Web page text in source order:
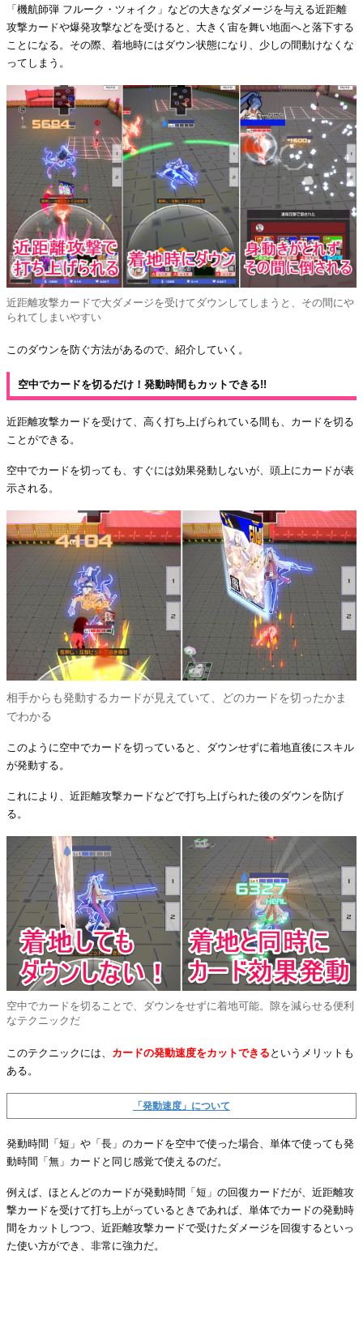
「機航師弾 フルーク・ツォイク」などの大きなダメージを与える近距離
攻撃カードや爆発攻撃などを受けると、大きく宙を舞い地面へと落下する
ことになる。その際、着地時にはダウン状態になり、少しの間動けなくな
ってしまう。
近距離攻撃カードで大ダメージを受けてダウンしてしまうと、その間にや
られてしまいやすい
このダウンを防ぐ方法があるので、紹介していく。
空中でカードを切るだけ！発動時間もカットできる!!
近距離攻撃カードを受けて、高く打ち上げられている間も、カードを切る
ことができる。
空中でカードを切っても、すぐには効果発動しないが、頭上にカードが表
示される。
相手からも発動するカードが見えていて、どのカードを切ったかま
でわかる
このように空中でカードを切っていると、ダウンせずに着地直後にスキル
が発動する。
これにより、近距離攻撃カードなどで打ち上げられた後のダウンを防げ
る。
空中でカードを切ることで、ダウンをせずに着地可能。隙を減らせる便利
なテクニックだ
このテクニックには、 カードの発動速度をカットできる というメリットも
ある。
「発動速度」について
発動時間「短」や「長」のカードを空中で使った場合、単体で使っても発
動時間「無」カードと同じ感覚で使えるのだ。
例えば、ほとんどのカードが発動時間「短」の回復カードだが、近距離攻
撃カードを受けて打ち上がっているときであれば、単体でカードの発動時
間をカットしつつ、近距離攻撃カードで受けたダメージを回復するといっ
た使い方ができ、非常に強力だ。